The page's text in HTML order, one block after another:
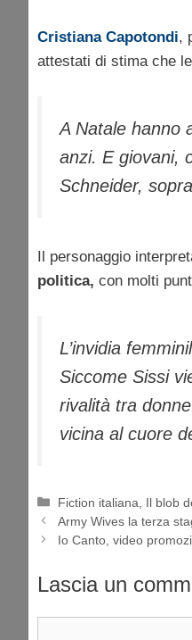
Cristiana Capotondi,
attestati di stima che
A Natale hanno
anzi. E giovani,
Schneider,
Il personaggio
politica, con molti
L’invidia
Siccome Sissi
rivalità tra
vicina al cuore
Categorie
Fiction italiana
Il blob
Army Wives la terza
Io Canto, video
Lascia un